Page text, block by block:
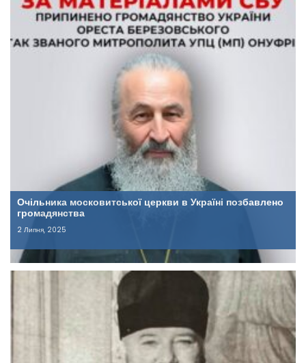
Очільника московитської церкви в Україні позбавлено
громадянства
2 Липня, 2025